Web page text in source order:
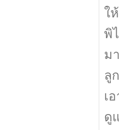
ใ
พิ
ม
ลู
เ
ดู